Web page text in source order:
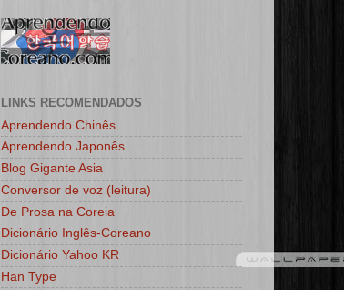
LINKS RECOMENDADOS
Aprendendo Chinês
Aprendendo Japonês
Blog Gigante Asia
Conversor de voz (leitura)
De Prosa na Coreia
Dicionário Inglês-Coreano
Dicionário Yahoo KR
Han Type